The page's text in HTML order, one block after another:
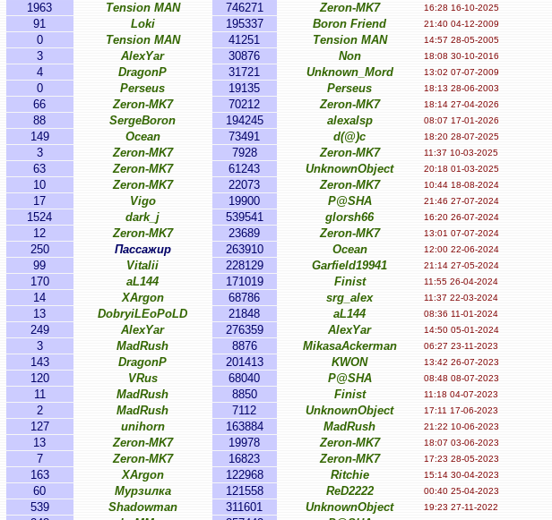
1963 Tension MAN 746271 Zeron-MK7 16:28 16-10-2025
91 Loki 195337 Boron Friend 21:40 04-12-2009
0 Tension MAN 41251 Tension MAN 14:57 28-05-2005
3 AlexYar 30876 Non 18:08 30-10-2016
4 DragonP 31721 Unknown_Mord 13:02 07-07-2009
0 Perseus 19135 Perseus 18:13 28-06-2003
66 Zeron-MK7 70212 Zeron-MK7 18:14 27-04-2026
88 SergeBoron 194245 alexalsp 08:07 17-01-2026
149 Ocean 73491 d(@)c 18:20 28-07-2025
3 Zeron-MK7 7928 Zeron-MK7 11:37 10-03-2025
63 Zeron-MK7 61243 UnknownObject 20:18 01-03-2025
10 Zeron-MK7 22073 Zeron-MK7 10:44 18-08-2024
17 Vigo 19900 P@SHA 21:46 27-07-2024
1524 dark_j 539541 glorsh66 16:20 26-07-2024
12 Zeron-MK7 23689 Zeron-MK7 13:01 07-07-2024
250 Пассажир 263910 Ocean 12:00 22-06-2024
99 Vitalii 228129 Garfield19941 21:14 27-05-2024
170 aL144 171019 Finist 11:55 26-04-2024
14 XArgon 68786 srg_alex 11:37 22-03-2024
13 DobryiLEoPoLD 21848 aL144 08:36 11-01-2024
249 AlexYar 276359 AlexYar 14:50 05-01-2024
3 MadRush 8876 MikasaAckerman 06:27 23-11-2023
143 DragonP 201413 KWON 13:42 26-07-2023
120 VRus 68040 P@SHA 08:48 08-07-2023
11 MadRush 8850 Finist 11:18 04-07-2023
2 MadRush 7112 UnknownObject 17:11 17-06-2023
127 unihorn 163884 MadRush 21:22 10-06-2023
13 Zeron-MK7 19978 Zeron-MK7 18:07 03-06-2023
7 Zeron-MK7 16823 Zeron-MK7 17:23 28-05-2023
163 XArgon 122968 Ritchie 15:14 30-04-2023
60 Мурзилка 121558 ReD2222 00:40 25-04-2023
539 Shadowman 311601 UnknownObject 19:23 27-11-2022